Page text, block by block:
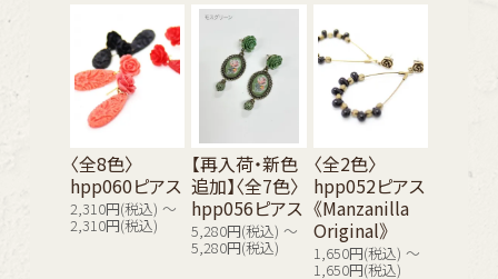
〈全8色〉
hpp060ピアス
2,310円(税込) ～
2,310円(税込)
【再入荷・新色
追加】〈全7色〉
hpp056ピアス
5,280円(税込) ～
5,280円(税込)
〈全2色〉
hpp052ピアス
《Manzanilla
Original》
1,650円(税込) ～
1,650円(税込)